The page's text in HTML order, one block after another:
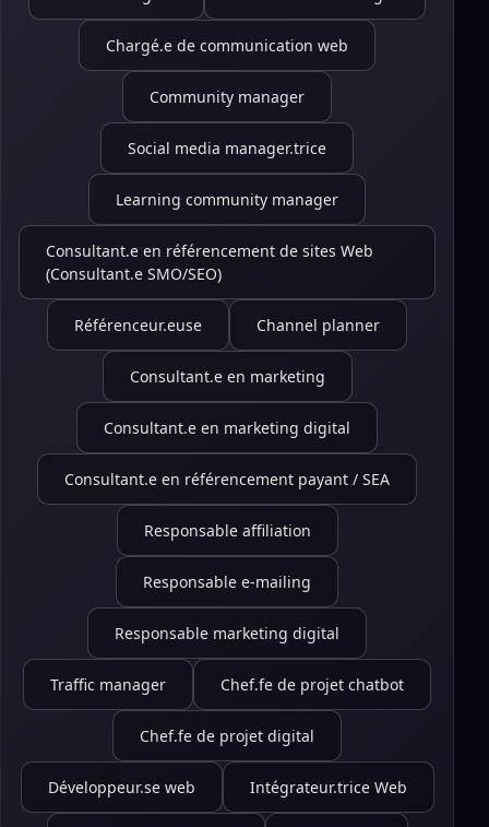
Chargé.e de communication web
Community manager
Social media manager.trice
Learning community manager
Consultant.e en référencement de sites Web
(Consultant.e SMO/SEO)
Référenceur.euse Channel planner
Consultant.e en marketing
Consultant.e en marketing digital
Consultant.e en référencement payant / SEA
Responsable affiliation
Responsable e-mailing
Responsable marketing digital
Traffic manager Chef.fe de projet chatbot
Chef.fe de projet digital
Développeur.se web Intégrateur.trice Web